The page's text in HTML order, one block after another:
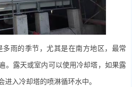
雨的季节，尤其是在南方地区，最常
。露天或室内可以使用冷却塔，如果露
入冷却塔的喷淋循环水中。